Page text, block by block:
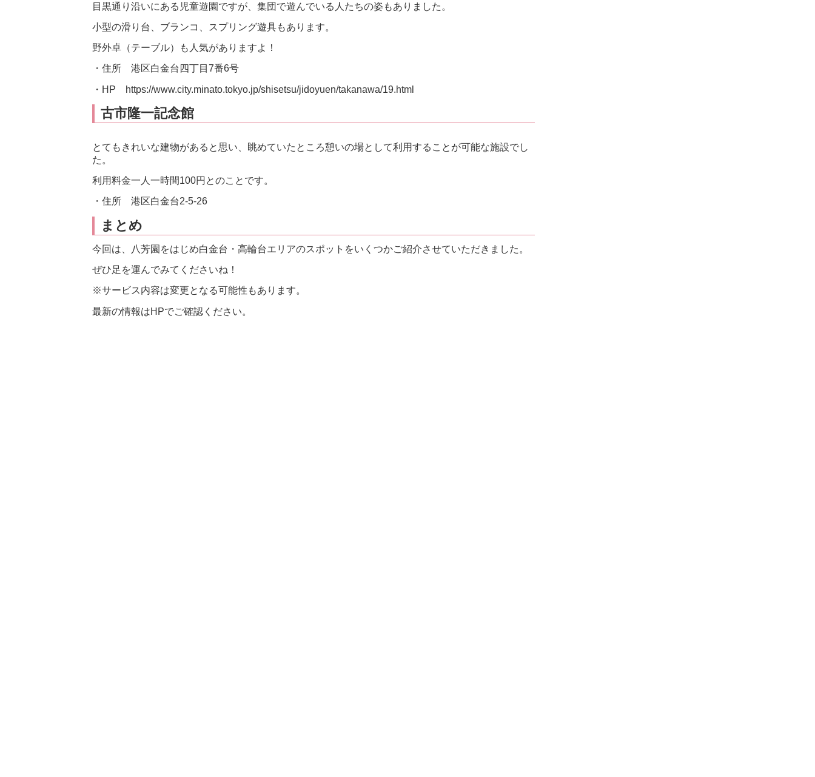
目黒通り沿いにある児童遊園ですが、集団で遊んでいる人たちの姿もありました。
小型の滑り台、ブランコ、スプリング遊具もあります。
野外卓（テーブル）も人気がありますよ！
・住所 港区白金台四丁目7番6号
・HP https://www.city.minato.tokyo.jp/shisetsu/jidoyuen/takanawa/19.html
古市隆一記念館
とてもきれいな建物があると思い、眺めていたところ憩いの場として利用することが可能な施設でし
た。
利用料金一人一時間100円とのことです。
・住所 港区白金台2-5-26
まとめ
今回は、八芳園をはじめ白金台・高輪台エリアのスポットをいくつかご紹介させていただきました。
ぜひ足を運んでみてくださいね！
※サービス内容は変更となる可能性もあります。
最新の情報はHPでご確認ください。